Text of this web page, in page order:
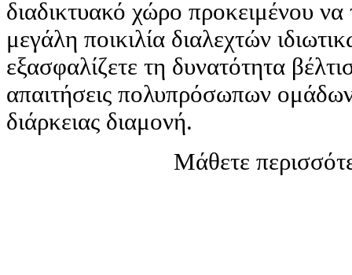
διαδικτυακό χώρο προκειμένου
μεγάλη ποικιλία διαλεχτών
εξασφαλίζετε τη δυνατότητα
απαιτήσεις πολυπρόσωπων
διάρκειας διαμονή.
Μάθετε